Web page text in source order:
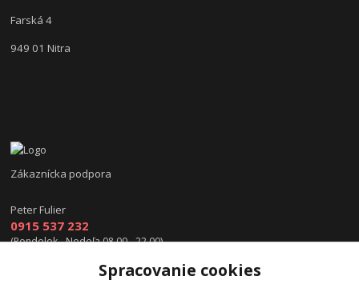
Farská 4
949 01 Nitra
Zákaznícka podpora
Peter Fulier
0915 537 232
(Pondelok - Nedeľa 08.00 - 22.00)
info@hokejexpert.sk
Spracovanie cookies